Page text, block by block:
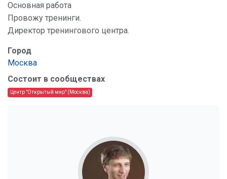
Основная работа
Провожу тренинги.
Директор тренингового центра.
Город
Москва
Состоит в сообществах
Центр "Открытый мир" (Москва)